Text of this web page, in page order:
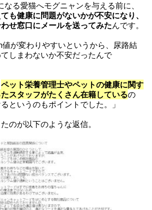
なる愛猫へモグニャンを与える前に、
も健康に問題がないかが不安になり、
せ窓口にメールを送ってみたんです。
値が変わりやすいというから、尿路結
しまわないか不安だったんで
ペット栄養管理士やペットの健康に関す
スタッフがたくさん在籍しているの
というのもポイントでした。」
のが以下のような返信。